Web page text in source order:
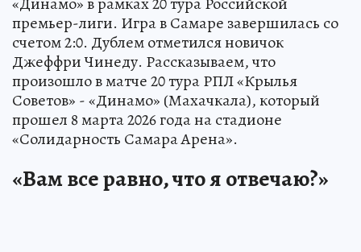
премьер-лиги. Игра в Самаре завершилась со
счетом 2:0. Дублем отметился новичок
Джеффри Чинеду. Рассказываем, что
произошло в матче 20 тура РПЛ «Крылья
Советов» - «Динамо» (Махачкала), который
прошел 8 марта 2026 года на стадионе
«Солидарность Самара Арена».
«Вам все равно, что я отвечаю?»